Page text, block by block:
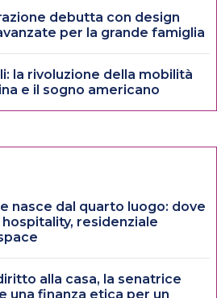
debutta con design
per la grande famiglia
la rivoluzione della mobilità
e il sogno americano
nasce dal quarto luogo: dove
residenziale
alla casa, la senatrice
una finanza etica per un